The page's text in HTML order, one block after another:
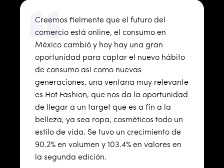
Creemos fielmente que el futuro del
comercio está online, el consumo en
México cambió y hoy hay una gran
oportunidad para captar el nuevo hábito
de consumo así como nuevas
generaciones, una ventana muy relevante
es Hot Fashion, que nos da la oportunidad
de llegar a un target que es a fin a la
belleza, ya sea ropa, cosméticos todo un
estilo de vida. Se tuvo un crecimiento de
90.2% en volumen y 103.4% en valores en
la segunda edición.